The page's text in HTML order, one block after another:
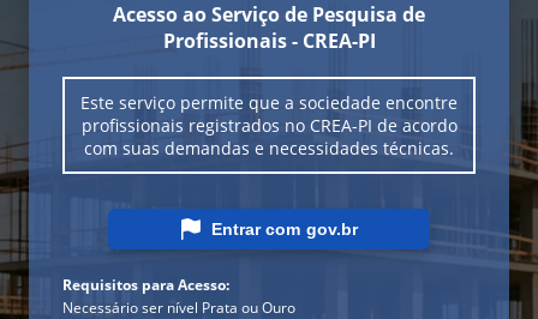
Acesso ao Serviço de Pesquisa de
Profissionais - CREA-PI
Este serviço permite que a sociedade encontre
profissionais registrados no CREA-PI de acordo
com suas demandas e necessidades técnicas.
Entrar com gov.br
Requisitos para Acesso:
Necessário ser nível Prata ou Ouro